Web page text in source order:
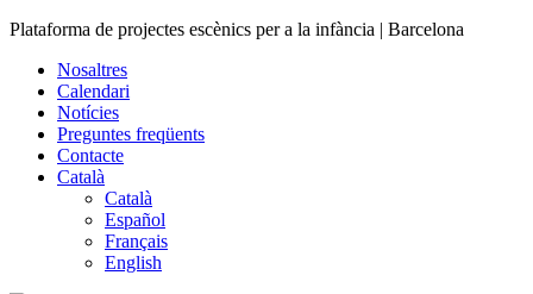
Plataforma de projectes escènics per a la infància | Barcelona
Nosaltres
Calendari
Notícies
Preguntes freqüents
Contacte
Català
Català
Español
Français
English